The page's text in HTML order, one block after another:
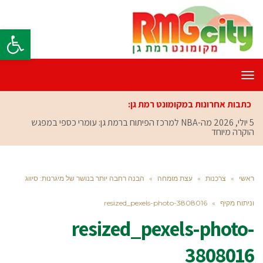
פתח
תפריט
כתבות אחרונות במקומונט רמת גן:
5 יולי, 2026
מה-NBA למרכז הפיתוח ברמת גן: עומרי כספי במפגש
הוקרה מיוחד
ראשי » צרכנות » עצת מומחה » הבנה רחבה יותר בנושר של מיגרנות: סיווג
וניתוח מקיף »
resized_pexels-photo-3808016
resized_pexels-photo-
3808016